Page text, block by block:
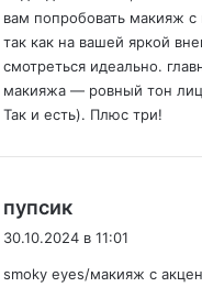
вам попробовать макияж
так как на вашей яркой
смотреться идеально.
макияжа — ровный тон
Так и есть). Плюс три!
пупсик
30.10.2024 в 11:01
smoky eyes/макияж с